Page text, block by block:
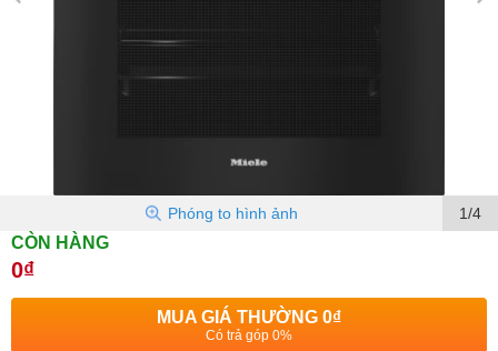
1/4
Phóng to hình ảnh
CÒN HÀNG
0₫
MUA GIÁ THƯỜNG 0₫
Có trả góp 0%